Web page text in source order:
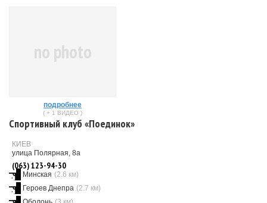
no photo
подробнее
( + 1 ВИДЕО )
Спортивный клуб «Поединок»
КИЕВ
улица Полярная, 8а
(063) 123-94-30
Минская (2.6 км)
Героев Днепра (2.7 км)